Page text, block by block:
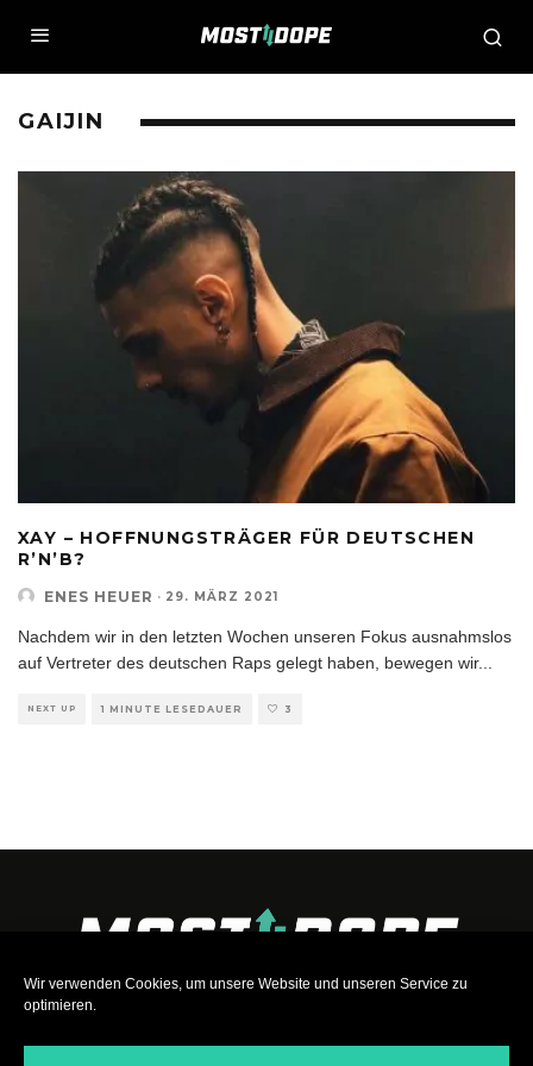
Wir verwenden Cookies, um unsere Website und unseren Service zu
optimieren.
GAIJIN
XAY – HOFFNUNGSTRÄGER FÜR DEUTSCHEN
R’N’B?
ENES HEUER · 29. MÄRZ 2021
Nachdem wir in den letzten Wochen unseren Fokus ausnahmslos
auf Vertreter des deutschen Raps gelegt haben, bewegen wir...
NEXT UP 1 MINUTE LESEDAUER 3